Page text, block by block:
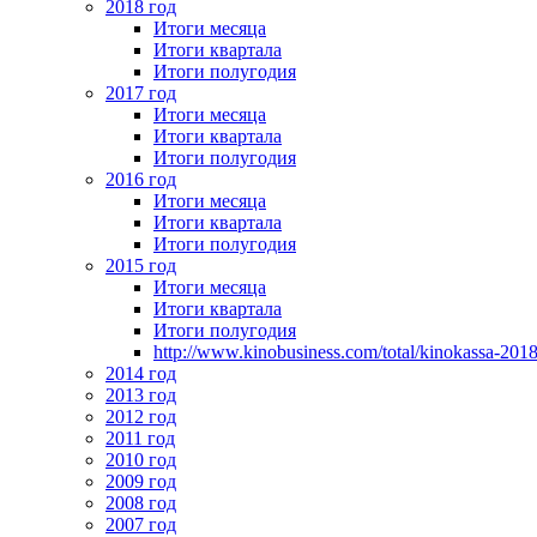
2018 год
Итоги месяца
Итоги квартала
Итоги полугодия
2017 год
Итоги месяца
Итоги квартала
Итоги полугодия
2016 год
Итоги месяца
Итоги квартала
Итоги полугодия
2015 год
Итоги месяца
Итоги квартала
Итоги полугодия
http://www.kinobusiness.com/total/kinokassa-
2014 год
2013 год
2012 год
2011 год
2010 год
2009 год
2008 год
2007 год